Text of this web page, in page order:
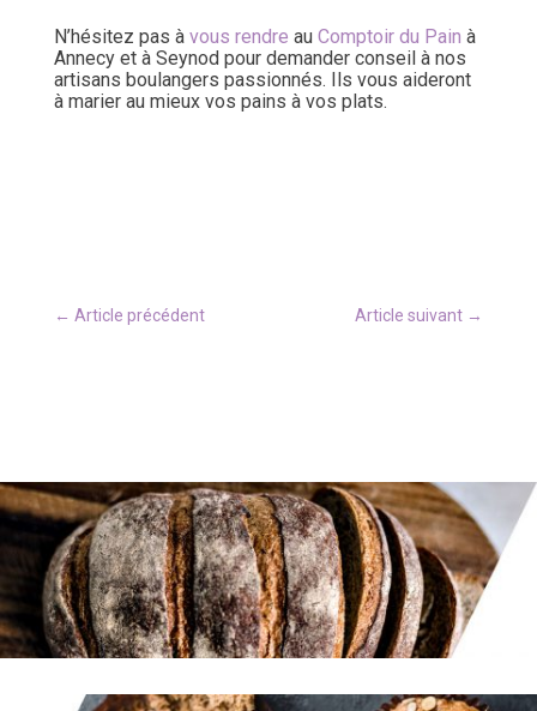
N’hésitez pas à vous rendre au Comptoir du Pain à
Annecy et à Seynod pour demander conseil à nos
artisans boulangers passionnés. Ils vous aideront
à marier au mieux vos pains à vos plats.
← Article précédent Article suivant →